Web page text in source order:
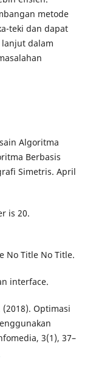
metode
teki dan dapat
dalam
Algoritma
Berbasis
Simetris. April
is 20.
No Title No Title.
interface.
Optimasi
3(1), 37–